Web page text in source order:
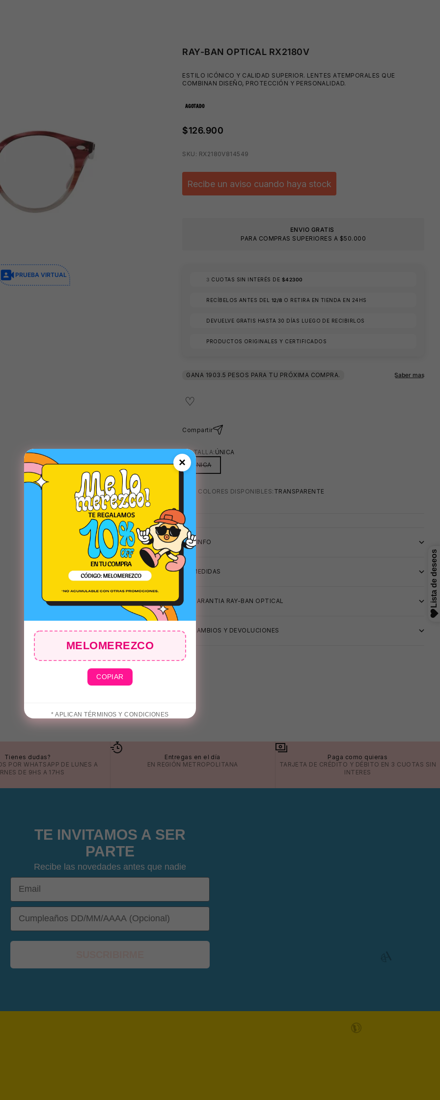
PRUEBA VIRTUAL
RAY-BAN OPTICAL RX2180V
ESTILO ICÓNICO Y CALIDAD SUPERIOR. LENTES ATEMPORALES QUE
COMBINAN DISEÑO, PROTECCIÓN Y PERSONALIDAD.
AGOTADO
$126.900
SKU: RX2180V814549
Recibe un aviso cuando haya stock
ENVIO GRATIS
PARA COMPRAS SUPERIORES A $50.000
3 CUOTAS SIN INTERÉS DE $42300
RECÍBELOS ANTES DEL 12/8 O RETIRA EN TIENDA EN 24HS
DEVUELVE GRATIS HASTA 30 DÍAS LUEGO DE RECIBIRLOS
PRODUCTOS ORIGINALES Y CERTIFICADOS
Compartir
TU TALLA: ÚNICA
ÚNICA
MAS COLORES DISPONIBLES: TRANSPARENTE
+INFO
MEDIDAS
GARANTIA RAY-BAN OPTICAL
CAMBIOS Y DEVOLUCIONES
×
MELOMEREZCO
COPIAR
* APLICAN TÉRMINOS Y CONDICIONES
Tienes dudas?
PORWHATSAPP DE LUNES A
DE 9HS A 17HS
Entregas en el día
EN REGIÓN METROPOLITANA
Paga como quieras
TARJETA DE CRÉDITO Y DÉBITO EN 3 CUOTAS SIN
INTERES
TE INVITAMOS A SER
PARTE
Recibe las novedades antes que nadie
Email
DOB